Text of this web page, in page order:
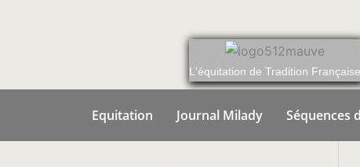
L'équitation de Tradition Française
Equitation Journal Milady Séquences